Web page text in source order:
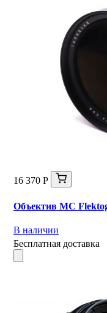
16 370 Р
Объектив MC
В наличии
Бесплатная доставка